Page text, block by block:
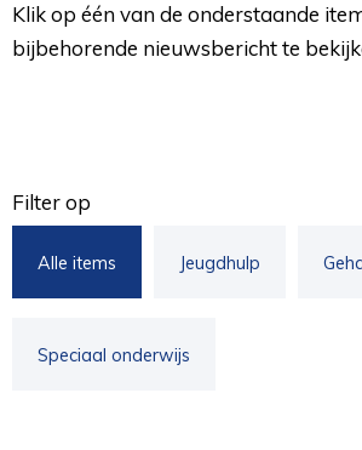
Klik op één van de onderstaande
bijbehorende nieuwsbericht te
Filter op
Alle items Jeugdhulp
Speciaal onderwijs